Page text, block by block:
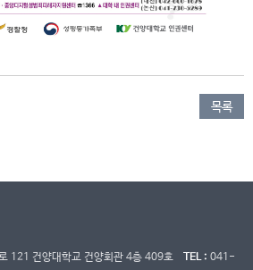
목록
121 건양대학교 건양회관 4층 409호
TEL : 041-